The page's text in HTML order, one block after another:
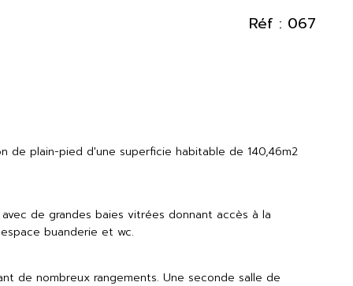
Réf : 067
de plain-pied d'une superficie habitable de 140,46m2
de grandes baies vitrées donnant accès à la
buanderie et wc.
de nombreux rangements. Une seconde salle de